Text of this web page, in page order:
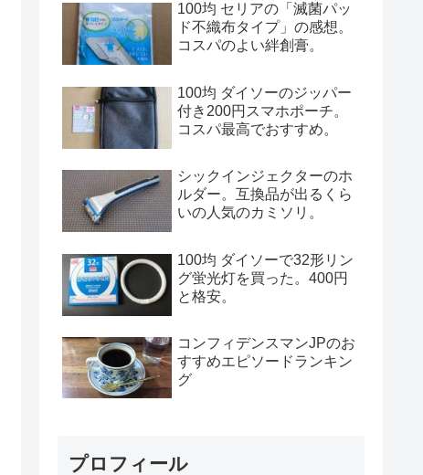
100均 セリアの「滅菌パッ
ド不織布タイプ」の感想。
コスパのよい絆創膏。
100均 ダイソーのジッパー
付き200円スマホポーチ。
コスパ最高でおすすめ。
シックインジェクターのホ
ルダー。互換品が出るくら
いの人気のカミソリ。
100均 ダイソーで32形リン
グ蛍光灯を買った。400円
と格安。
コンフィデンスマンJPのお
すすめエピソードランキン
グ
プロフィール